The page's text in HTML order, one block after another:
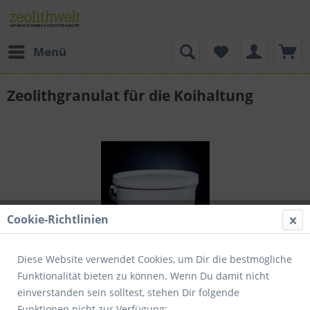
Menü
Zeolithgranulat für die Koihaltung
Cookie-Richtlinien
Diese Website verwendet Cookies, um Dir die bestmögliche
Funktionalität bieten zu können. Wenn Du damit nicht
einverstanden sein solltest, stehen Dir folgende